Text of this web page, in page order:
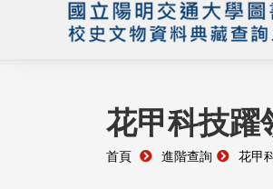
花甲科技躍
首頁 進階查詢 花甲